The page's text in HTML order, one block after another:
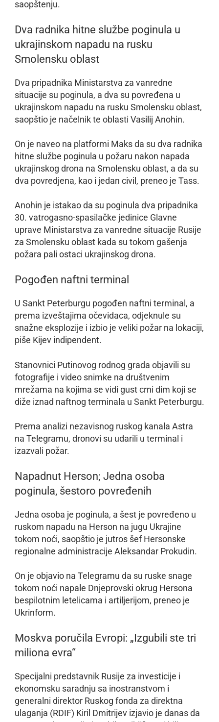
saopštenju.
Dva radnika hitne službe poginula u
ukrajinskom napadu na rusku
Smolensku oblast
Dva pripadnika Ministarstva za vanredne
situacije su poginula, a dva su povređena u
ukrajinskom napadu na rusku Smolensku oblast,
saopštio je načelnik te oblasti Vasilij Anohin.
On je naveo na platformi Maks da su dva radnika
hitne službe poginula u požaru nakon napada
ukrajinskog drona na Smolensku oblast, a da su
dva povredjena, kao i jedan civil, preneo je Tass.
Anohin je istakao da su poginula dva pripadnika
30. vatrogasno-spasilačke jedinice Glavne
uprave Ministarstva za vanredne situacije Rusije
za Smolensku oblast kada su tokom gašenja
požara pali ostaci ukrajinskog drona.
Pogođen naftni terminal
U Sankt Peterburgu pogođen naftni terminal, a
prema izveštajima očevidaca, odjeknule su
snažne eksplozije i izbio je veliki požar na lokaciji,
piše Kijev indipendent.
Stanovnici Putinovog rodnog grada objavili su
fotografije i video snimke na društvenim
mrežama na kojima se vidi gust crni dim koji se
diže iznad naftnog terminala u Sankt Peterburgu.
Prema analizi nezavisnog ruskog kanala Astra
na Telegramu, dronovi su udarili u terminal i
izazvali požar.
Napadnut Herson; Jedna osoba
poginula, šestoro povređenih
Jedna osoba je poginula, a šest je povređeno u
ruskom napadu na Herson na jugu Ukrajine
tokom noći, saopštio je jutros šef Hersonske
regionalne administracije Aleksandar Prokudin.
On je objavio na Telegramu da su ruske snage
tokom noći napale Dnjeprovski okrug Hersona
bespilotnim letelicama i artiljerijom, preneo je
Ukrinform.
Moskva poručila Evropi: „Izgubili ste tri
miliona evra“
Specijalni predstavnik Rusije za investicije i
ekonomsku saradnju sa inostranstvom i
generalni direktor Ruskog fonda za direktna
ulaganja (RDIF) Kiril Dmitrijev izjavio je danas da